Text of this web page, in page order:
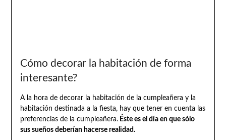
Cómo decorar la habitación de forma
interesante?
A la hora de decorar la habitación de la cumpleañera y la
habitación destinada a la fiesta, hay que tener en cuenta las
preferencias de la cumpleañera.Éste es el día en que sólo
sus sueños deberían hacerse realidad.